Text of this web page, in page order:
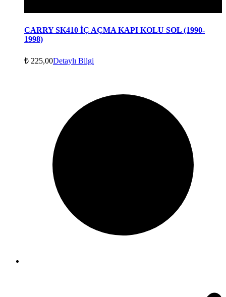
CARRY SK410 İÇ AÇMA KAPI KOLU SOL (1990-
1998)
₺ 225,00Detaylı Bilgi